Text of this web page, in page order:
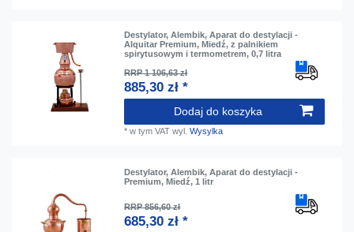
Destylator, Alembik, Aparat do destylacji -
Alquitar Premium, Miedź, z palnikiem
spirytusowym i termometrem, 0,7 litra
RRP 1 106,63 zł
885,30 zł *
Dodaj do koszyka
*w tym VAT wyl.Wysylka
Destylator, Alembik, Aparat do destylacji -
Premium, Miedź, 1 litr
RRP 856,60 zł
685,30 zł *